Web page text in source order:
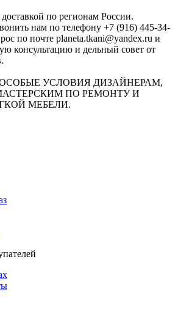
по регионам России.
нам по телефону +7 (916) 445-34-
по почте planeta.tkani@yandex.ru и
консультацию и дельный совет от
УСЛОВИЯ ДИЗАЙНЕРАМ,
ПО РЕМОНТУ И
МЕБЕЛИ.